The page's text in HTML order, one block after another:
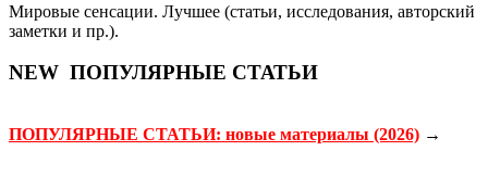
Мировые сенсации. Лучшее (статьи, исследования, авторский
заметки и пр.).
NEW ПОПУЛЯРНЫЕ СТАТЬИ
ПОПУЛЯРНЫЕ СТАТЬИ: новые материалы (2026) →